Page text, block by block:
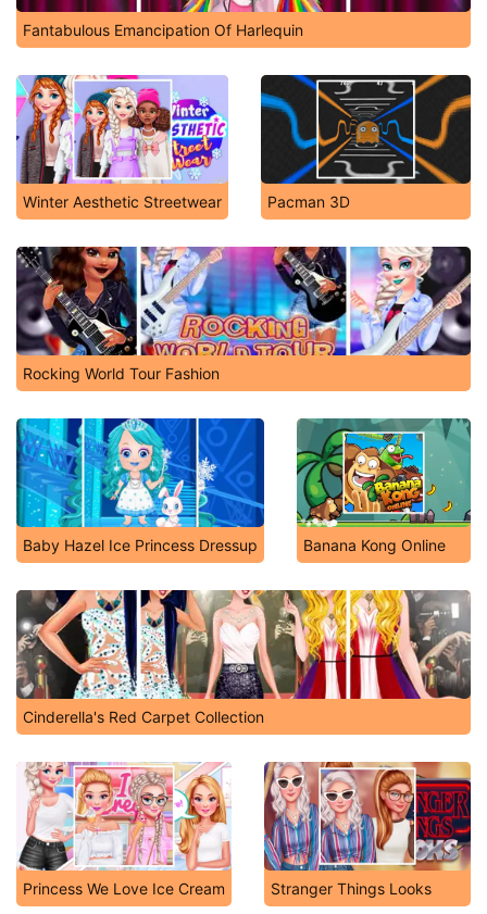
Fantabulous Emancipation Of Harlequin
Winter Aesthetic Streetwear Pacman 3D
Rocking World Tour Fashion
Baby Hazel Ice Princess Dressup Banana Kong Online
Cinderella's Red Carpet Collection
Princess We Love Ice Cream Stranger Things Looks